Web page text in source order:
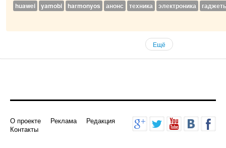
huawei yamobi harmonyos анонс техника электроника
Ещё
О проекте Реклама
Редакция
Контакты